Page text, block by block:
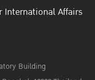
International Affairs
Building